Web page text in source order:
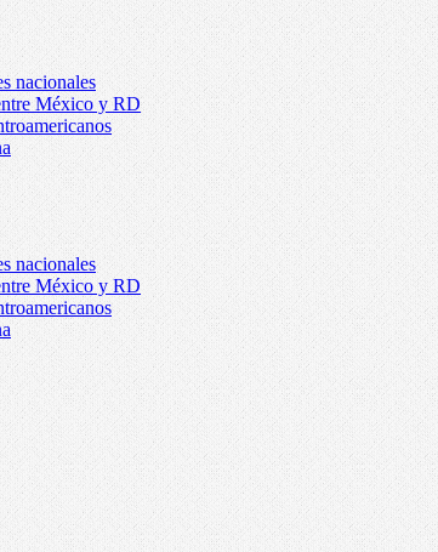
nacionales
México y RD
nacionales
México y RD